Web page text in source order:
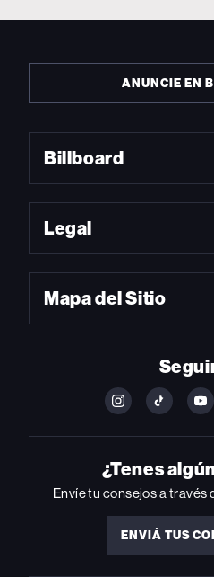
ANUNCIE EN
Billboard
Legal
Mapa del Sitio
FOLLOW
ON
INSTAGRAM
FOLLOW
ON
YOUTUBE
¿Tenes
Envíe tu consejos a través
ENVIÁ TUS
ENVIÁ